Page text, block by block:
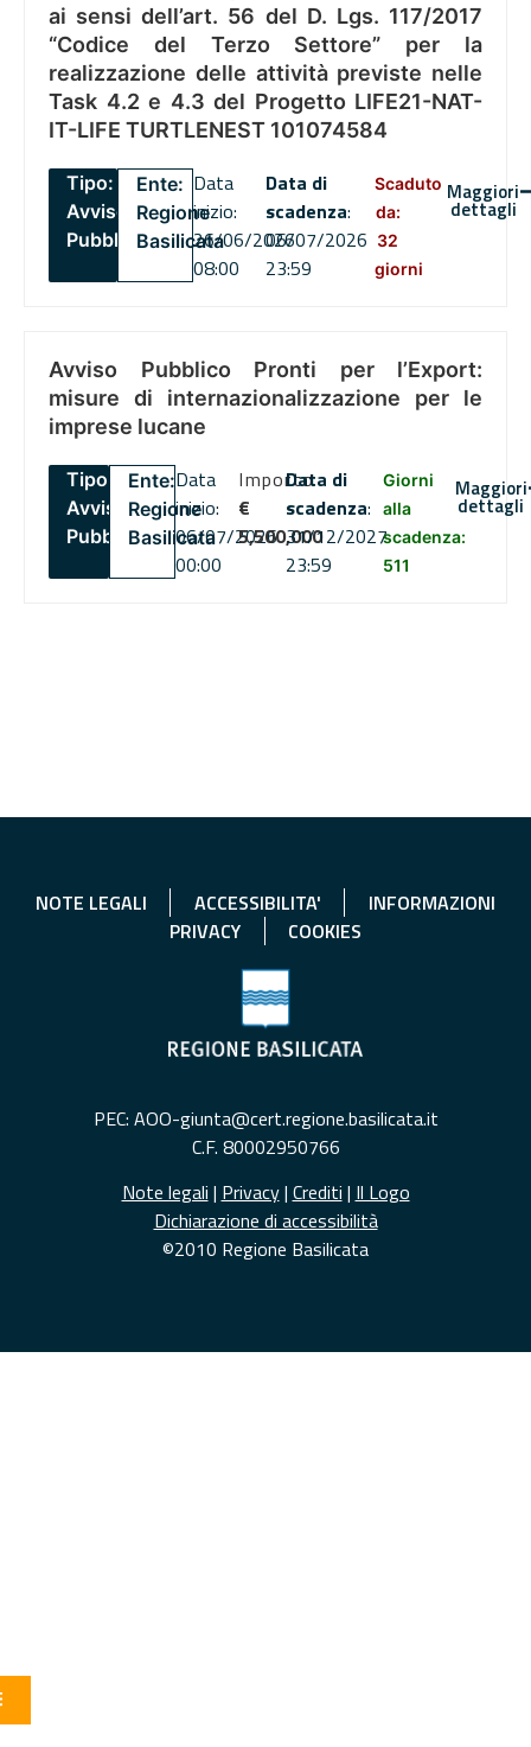
ai sensi dell’art. 56 del D. Lgs. 117/2017
“Codice del Terzo Settore” per la
realizzazione delle attività previste nelle
Task 4.2 e 4.3 del Progetto LIFE21-NAT-
IT-LIFE TURTLENEST 101074584
Tipo:
Avviso
Pubblico
Ente:
Regione
Basilicata
Data
inizio:
26/06/2026
08:00
Data di
scadenza:
06/07/2026
23:59
Scaduto
da:
32
giorni
Maggiori
dettagli
Avviso Pubblico Pronti per l’Export:
misure di internazionalizzazione per le
imprese lucane
Tipo:
Avviso
Pubblico
Ente:
Regione
Basilicata
Data
inizio:
06/07/2026
00:00
Importo
€
5,500,000
Data di
scadenza:
31/12/2027
23:59
Giorni
alla
scadenza:
511
Maggiori
dettagli
NOTE LEGALI ACCESSIBILITA'
INFORMAZIONI
PRIVACY
COOKIES
PEC: AOO-giunta@cert.regione.basilicata.it
C.F. 80002950766
Note legali | Privacy| Crediti | Il Logo
Dichiarazione di accessibilità
©2010 Regione Basilicata